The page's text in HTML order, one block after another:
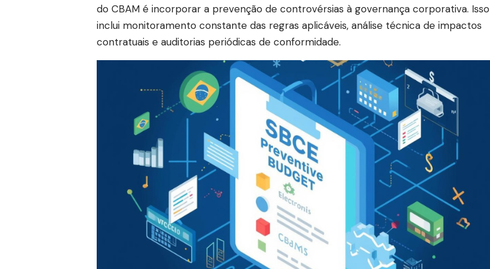
do CBAM é incorporar a prevenção de controvérsias à governança corporativa. Isso
inclui monitoramento constante das regras aplicáveis, análise técnica de impactos
contratuais e auditorias periódicas de conformidade.